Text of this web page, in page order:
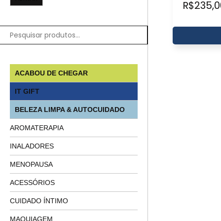
ACABOU DE CHEGAR
IT GIFT
BELEZA LIMPA & AUTOCUIDADO
AROMATERAPIA
INALADORES
MENOPAUSA
ACESSÓRIOS
CUIDADO ÍNTIMO
MAQUIAGEM
R$